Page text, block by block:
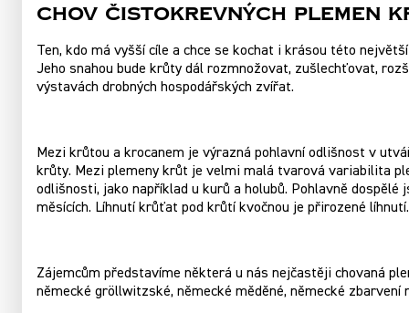
CHOV ČISTOKREVNÝCH PLEMEN
Ten, kdo má vyšší cíle a chce se kochat i krásou této
Jeho snahou bude krůty dál rozmnožovat, zušlechťovat,
výstavách drobných hospodářských zvířat.
Mezi krůtou a krocanem je výrazná pohlavní odlišnost v
krůty. Mezi plemeny krůt je velmi malá tvarová variabilita
odlišnosti, jako například u kurů a holubů. Pohlavně dospělé
měsících. Líhnutí krůťat pod krůtí kvočnou je přirozené
Zájemcům představíme některá u nás nejčastěji chovaná
německé gröllwitzské, německé měděné, německé